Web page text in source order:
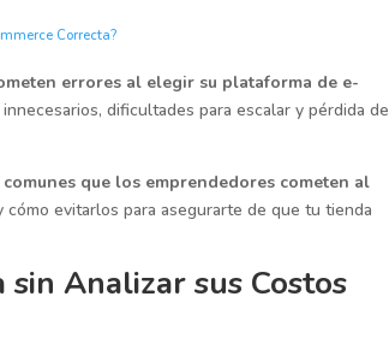
Correcta?
errores al elegir su plataforma de e-
dificultades para escalar y pérdida de
que los emprendedores cometen al
cómo evitarlos para asegurarte de que tu tienda
Analizar sus Costos